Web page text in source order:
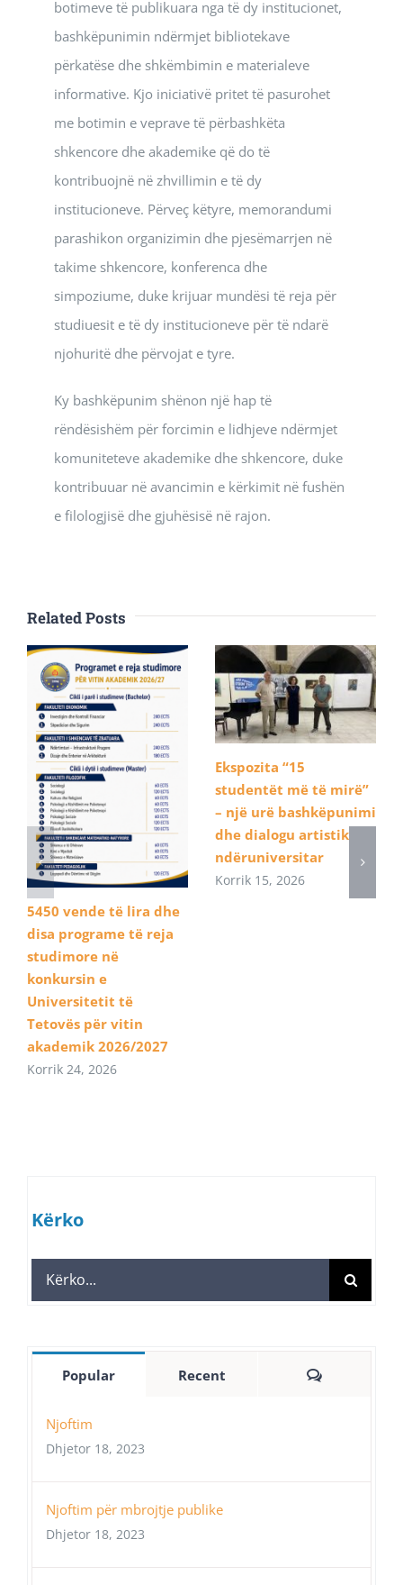
botimeve të publikuara nga të dy institucionet,
bashkëpunimin ndërmjet bibliotekave
përkatëse dhe shkëmbimin e materialeve
informative. Kjo iniciativë pritet të pasurohet
me botimin e veprave të përbashkëta
shkencore dhe akademike që do të
kontribuojnë në zhvillimin e të dy
institucioneve. Përveç këtyre, memorandumi
parashikon organizimin dhe pjesëmarrjen në
takime shkencore, konferenca dhe
simpoziume, duke krijuar mundësi të reja për
studiuesit e të dy institucioneve për të ndarë
njohuritë dhe përvojat e tyre.
Ky bashkëpunim shënon një hap të
rëndësishëm për forcimin e lidhjeve ndërmjet
komuniteteve akademike dhe shkencore, duke
kontribuuar në avancimin e kërkimit në fushën
e filologjisë dhe gjuhësisë në rajon.
Related Posts
5450 vende të lira dhe
disa programe të reja
studimore në
konkursin e
Universitetit të
Tetovës për vitin
akademik 2026/2027
Korrik 24, 2026
Ekspozita “15
studentët më të mirë”
– një urë bashkëpunimi
dhe dialogu artistik
ndëruniversitar
Korrik 15, 2026
Kërko
Search
for:
Popular Recent Comments
Njoftim
Dhjetor 18, 2023
Njoftim për mbrojtje publike
Dhjetor 18, 2023